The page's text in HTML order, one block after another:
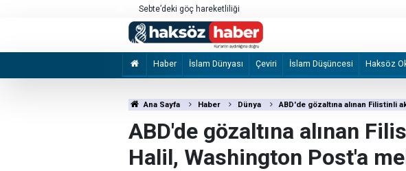
Sebte’deki göç hareketliliği
Haber İslam Dünyası Çeviri İslam Düşüncesi Haksöz
Ana Sayfa Haber Dünya ABD'de gözaltına alınan Filistinli
ABD'de gözaltına alınan
Halil, Washington Post'a